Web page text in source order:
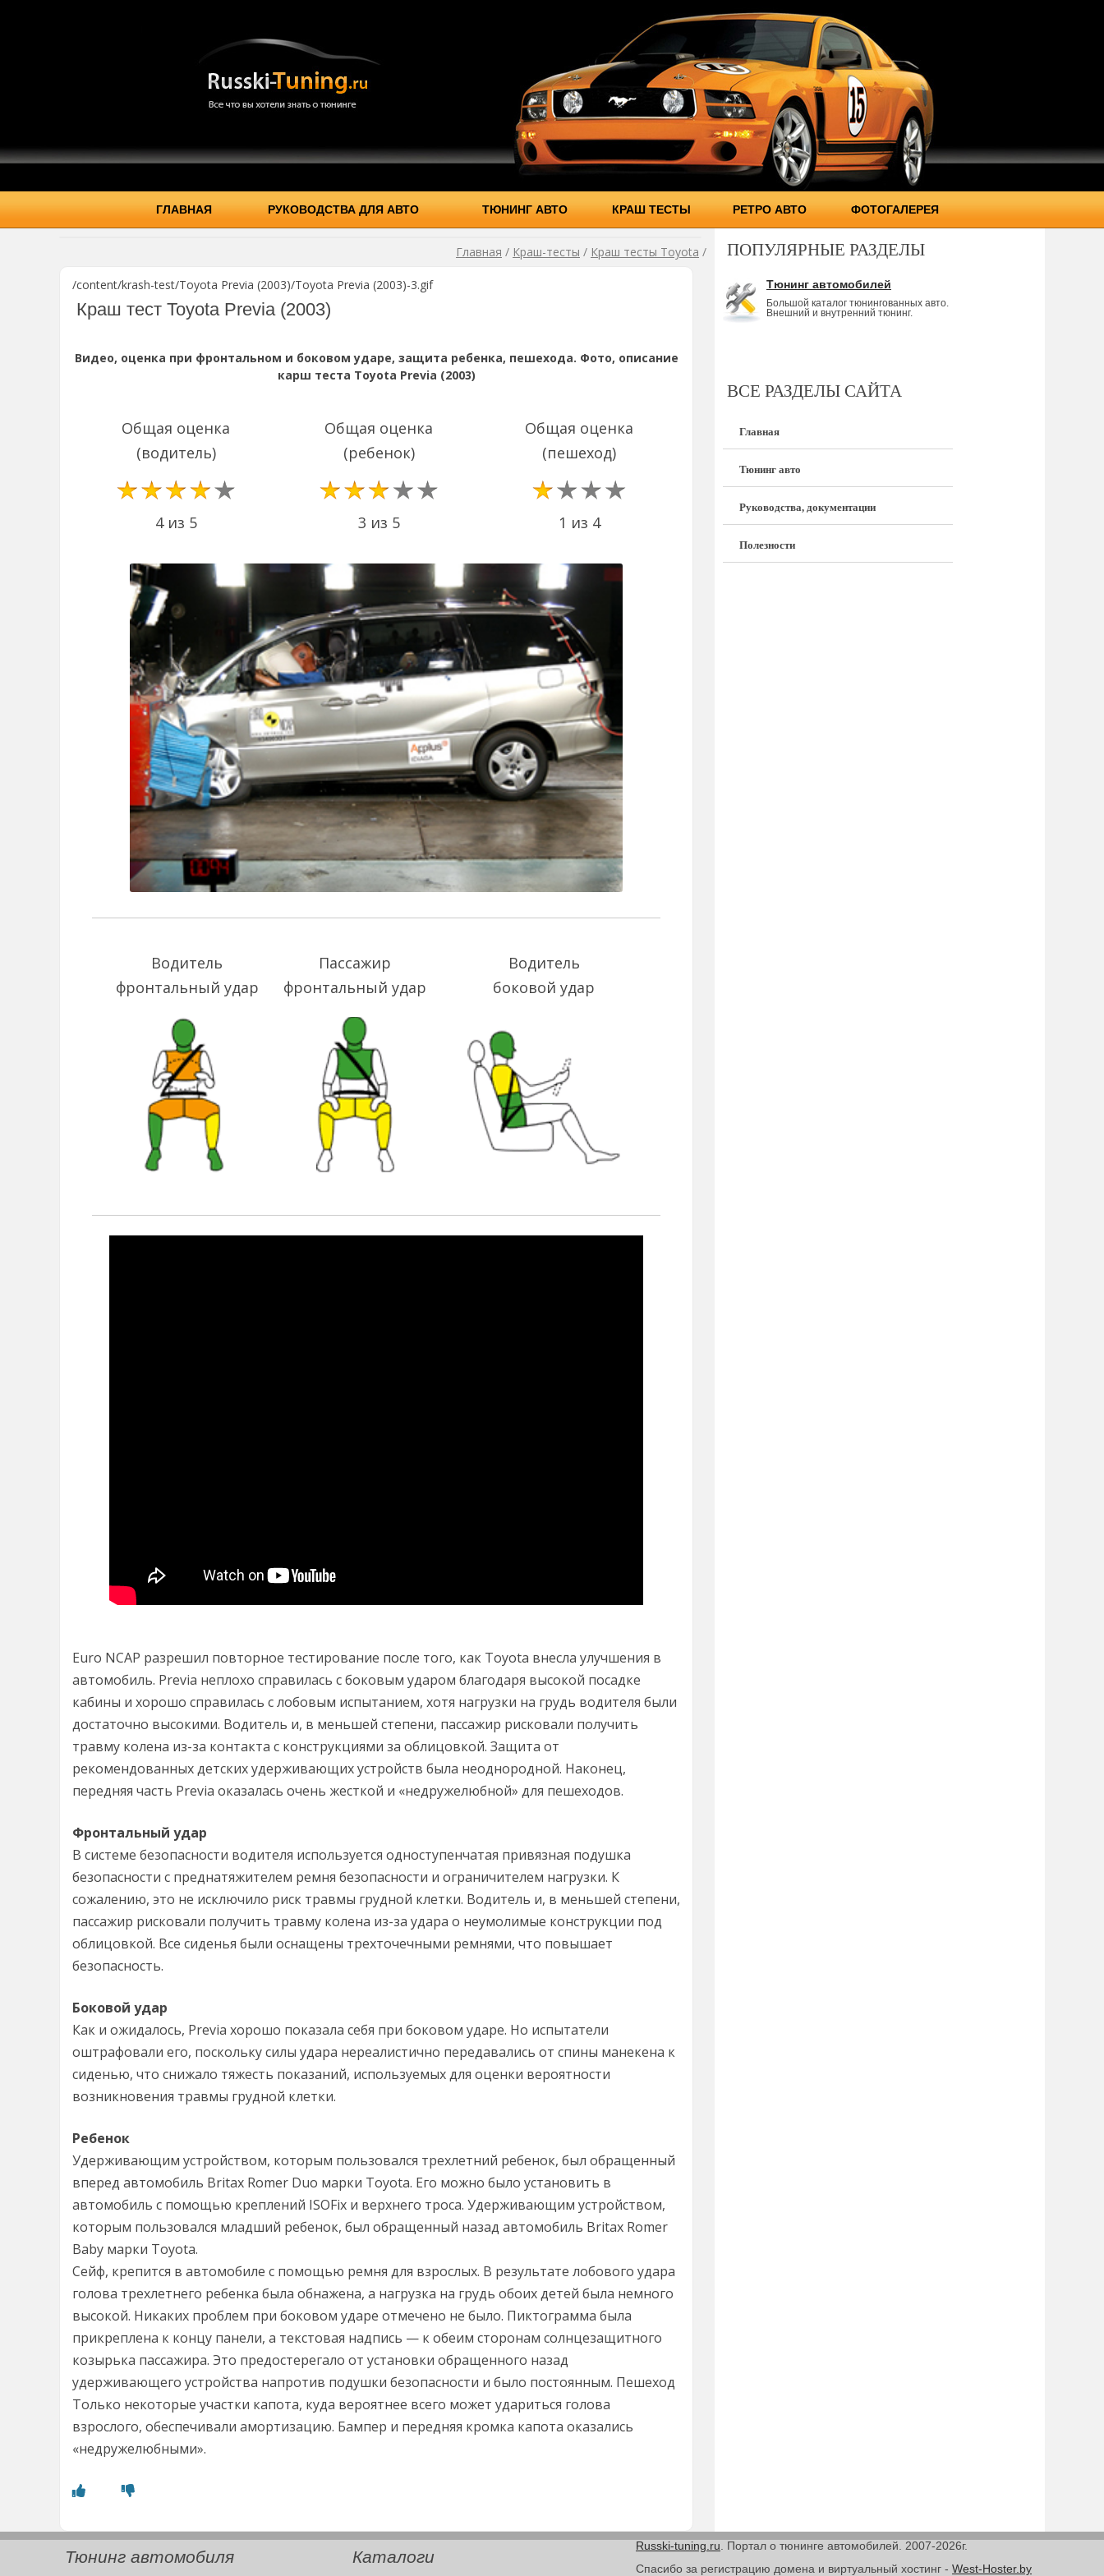
ГЛАВНАЯ РУКОВОДСТВА ДЛЯ АВТО ТЮНИНГ АВТО КРАШ ТЕСТЫ РЕТРО АВТО ФОТОГАЛЕРЕЯ
Главная / Краш-тесты / Краш тесты Toyota /
/content/krash-test/Toyota Previa (2003)/Toyota Previa (2003)-3.gif
Краш тест Toyota Previa (2003)
Видео, оценка при фронтальном и боковом ударе, защита ребенка, пешехода. Фото, описание
карш теста Toyota Previa (2003)
Общая оценка
(водитель)
4 из 5
Общая оценка
(ребенок)
3 из 5
Общая оценка
(пешеход)
1 из 4
Водитель
фронтальный удар
Пассажир
фронтальный удар
Водитель
боковой удар
Euro NCAP разрешил повторное тестирование после того, как Toyota внесла улучшения в
автомобиль. Previa неплохо справилась с боковым ударом благодаря высокой посадке
кабины и хорошо справилась с лобовым испытанием, хотя нагрузки на грудь водителя были
достаточно высокими. Водитель и, в меньшей степени, пассажир рисковали получить
травму колена из-за контакта с конструкциями за облицовкой. Защита от
рекомендованных детских удерживающих устройств была неоднородной. Наконец,
передняя часть Previa оказалась очень жесткой и «недружелюбной» для пешеходов.
Фронтальный удар
В системе безопасности водителя используется одноступенчатая привязная подушка
безопасности с преднатяжителем ремня безопасности и ограничителем нагрузки. К
сожалению, это не исключило риск травмы грудной клетки. Водитель и, в меньшей степени,
пассажир рисковали получить травму колена из-за удара о неумолимые конструкции под
облицовкой. Все сиденья были оснащены трехточечными ремнями, что повышает
безопасность.
Боковой удар
Как и ожидалось, Previa хорошо показала себя при боковом ударе. Но испытатели
оштрафовали его, поскольку силы удара нереалистично передавались от спины манекена к
сиденью, что снижало тяжесть показаний, используемых для оценки вероятности
возникновения травмы грудной клетки.
Ребенок
Удерживающим устройством, которым пользовался трехлетний ребенок, был обращенный
вперед автомобиль Britax Romer Duo марки Toyota. Его можно было установить в
автомобиль с помощью креплений ISOFix и верхнего троса. Удерживающим устройством,
которым пользовался младший ребенок, был обращенный назад автомобиль Britax Romer
Baby марки Toyota.
Сейф, крепится в автомобиле с помощью ремня для взрослых. В результате лобового удара
голова трехлетнего ребенка была обнажена, а нагрузка на грудь обоих детей была немного
высокой. Никаких проблем при боковом ударе отмечено не было. Пиктограмма была
прикреплена к концу панели, а текстовая надпись — к обеим сторонам солнцезащитного
козырька пассажира. Это предостерегало от установки обращенного назад
удерживающего устройства напротив подушки безопасности и было постоянным. Пешеход
Только некоторые участки капота, куда вероятнее всего может удариться голова
взрослого, обеспечивали амортизацию. Бампер и передняя кромка капота оказались
«недружелюбными».
ПОПУЛЯРНЫЕ РАЗДЕЛЫ
Тюнинг автомобилей
Большой каталог тюнингованных авто.
Внешний и внутренний тюнинг.
ВСЕ РАЗДЕЛЫ САЙТА
Главная
Тюнинг авто
Руководства, документации
Полезности
Тюнинг автомобиля Каталоги
Russki-tuning.ru . Портал о тюнинге автомобилей. 2007-2026г.
Спасибо за регистрацию домена и виртуальный хостинг - West-Hoster.by